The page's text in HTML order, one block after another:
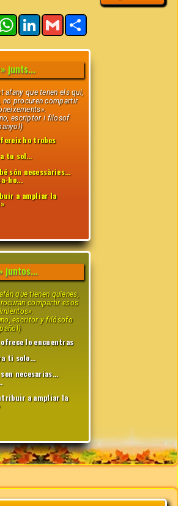
WhatsApp
LinkedInGmailShare
junts...
afany que tenen els qui,
no procuren compartir
escriptor i filosof
ho trobes
a tu sol…
són necessàries...
ho...
a ampliar la
juntos...
que tienen quienes,
compartir esos
escritor y filósofo
lo encuentras
ti solo...
necesarias...
a ampliar la